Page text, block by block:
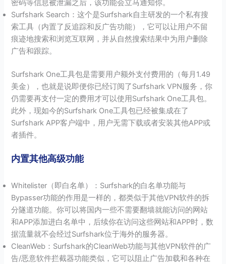
密码等信息被泄漏之后，该功能会立马通知你。
Surfshark Search：这个是Surfshark自主研发的一个私有搜
索工具（内置了反追踪和反广告功能），它可以让用户不留
痕迹地搜索和浏览互联网，并从自然搜索结果中为用户删除
广告和跟踪。
Surfshark One工具包是需要用户额外支付费用的（每月1.49
美金），也就是说即便你已经订阅了Surfshark VPN服务，你
仍需要再支付一定的费用才可以使用Surfshark One工具包。
此外，现如今的Surfshark One工具包已经被集成在了
Surfshark APP客户端中，用户无需下载或者安装其他APP或
者插件。
内置其他高级功能
Whitelister（即白名单）：Surfshark的白名单功能与
Bypasser功能的作用是一样的，都类似于其他VPN软件的拆
分隧道功能。你可以将国内一些不需要翻墙就能访问的网站
和APP添加进白名单中，后续你在访问这些网站和APP时，数
据流量就不会经过Surfshark位于海外的服务器。
CleanWeb：Surfshark的CleanWeb功能与其他VPN软件的广
告/恶意软件拦截器功能类似，它可以阻止广告加载和各种在